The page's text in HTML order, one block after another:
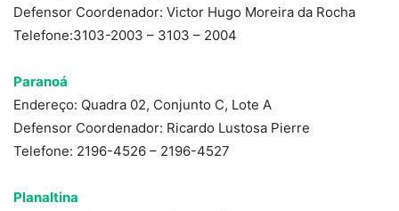
Defensor Coordenador: Victor Hugo Moreira da Rocha
Telefone:3103-2003 – 3103 – 2004
Paranoá
Endereço: Quadra 02, Conjunto C, Lote A
Defensor Coordenador: Ricardo Lustosa Pierre
Telefone: 2196-4526 – 2196-4527
Planaltina